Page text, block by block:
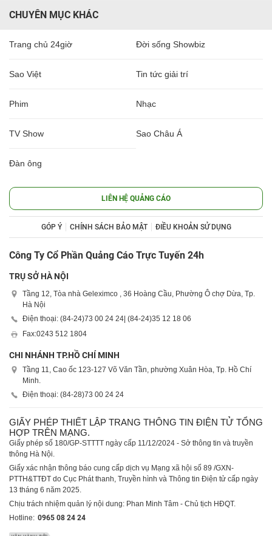
CHUYÊN MỤC KHÁC
Trang chủ 24giờ Đời sống Showbiz
Sao Việt Tin tức giải trí
Phim Nhạc
TV Show Sao Châu Á
Đàn ông
LIÊN HỆ QUẢNG CÁO
GÓP Ý CHÍNH SÁCH BẢO MẬT ĐIỀU KHOẢN SỬ DỤNG
Công Ty Cổ Phần Quảng Cáo Trực Tuyến 24h
TRỤ SỞ HÀ NỘI
Tầng 12, Tòa nhà Geleximco , 36 Hoàng Cầu, Phường Ô chợ Dừa, Tp.
Hà Nội
Điện thoại: (84-24)73 00 24 24 | (84-24)35 12 18 06
Fax:0243 512 1804
CHI NHÁNH TP.HỒ CHÍ MINH
Tầng 11, Cao ốc 123-127 Võ Văn Tần, phường Xuân Hòa, Tp. Hồ Chí
Minh.
Điện thoại: (84-28)73 00 24 24
GIẤY PHÉP THIẾT LẬP TRANG THÔNG TIN ĐIỆN TỬ TỔNG
HỢP TRÊN MẠNG.
Giấy phép số 180/GP-STTTT ngày cấp 11/12/2024 - Sở thông tin và truyền
thông Hà Nội.
Giấy xác nhận thông báo cung cấp dịch vụ Mạng xã hội số 89 /GXN-
PTTH&TTĐT do Cục Phát thanh, Truyền hình và Thông tin Điện tử cấp ngày
13 tháng 6 năm 2025.
Chịu trách nhiệm quản lý nội dung: Phan Minh Tâm - Chủ tịch HĐQT.
Hotline: 0965 08 24 24